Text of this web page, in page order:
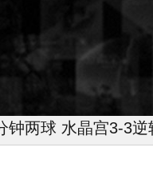
钟两球 水晶宫3-3逆